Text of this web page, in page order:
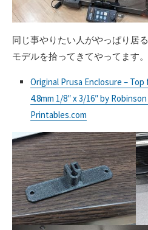
同じ事やりたい人がやっぱり居
モデルを拾ってきてやってます。
Original Prusa Enclosure –
4.8mm 1/8″ x 3/16″ by
Printables.com